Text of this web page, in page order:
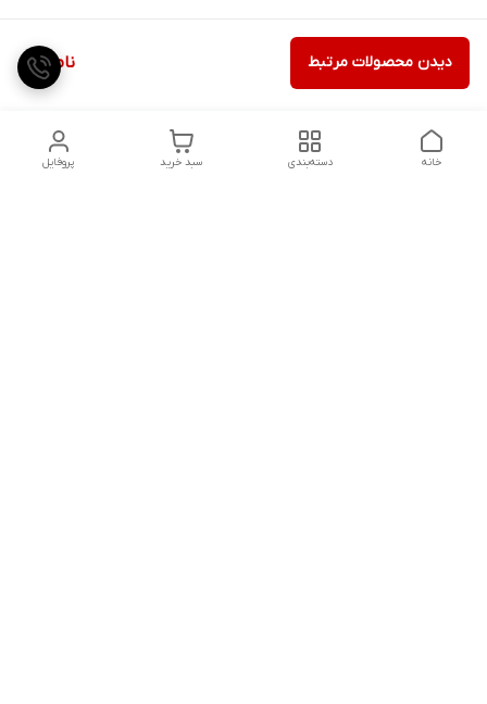
ناموجود دیدن محصولات مرتبط
پروفایل سبد خرید دسته‌بندی خانه